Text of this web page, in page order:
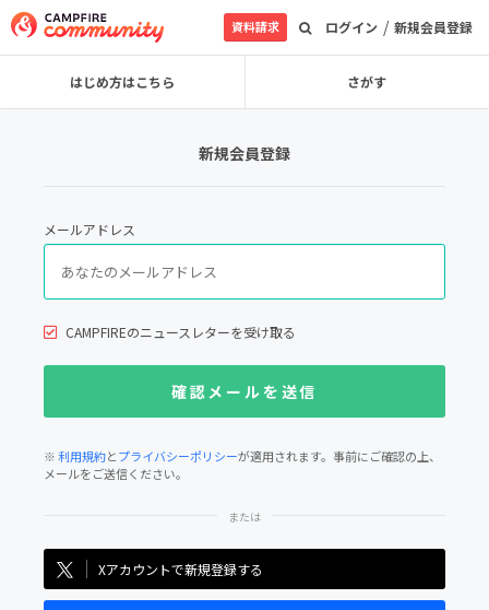
ログイン / 新規会員登録
資料請求
はじめ方はこちら さがす
新規会員登録
メールアドレス
CAMPFIREのニュースレターを受け取る
※利用規約とプライバシーポリシーが適用されます。事前にご確認の上、
メールをご送信ください。
Xアカウントで新規登録する